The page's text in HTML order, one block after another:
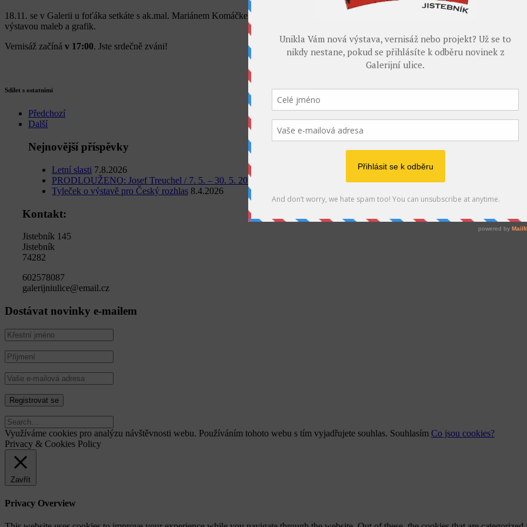
18.11. se v Galerii u foťáka setkáte s ak.mal. Mariánem Komáčkem z Bratislavy, který Vás provede svou energií nabitou
výstavou maleb a grafik.
Vernisáž začíná v 17:00. Jste srdečně zváni!
Sdílet s ostatními
Předchozí
Další
Nejnovější příspěvky
Letní slasti 7.8.2026
PRODLOUŽENO: Josef Treuchel / 7. 5. – 30. 5. 2026
Tyleček o výstavě pro Český rozhlas 8.4.2026
Kontakt:
Jistebník 145
Jistebník
74282
602578087
galerijniulice@email.cz
Dostávat novinky e-mailem
Využíváme cookies pro analýzu návštěvnosti webu. Používáním tohoto webu s tím vyjadřujete souhlas. Souhlasím Co jsou cookies?
Privacy & Cookies Policy
Zavřít
Privacy Overview